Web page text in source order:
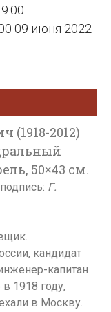
09 июня 2022
(1918-2012)
50×43 см.
Г.
кандидат
капитан
1918 году,
в Москву.